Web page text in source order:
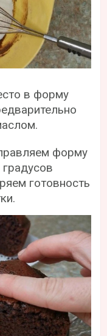
в форму
форму
готовность